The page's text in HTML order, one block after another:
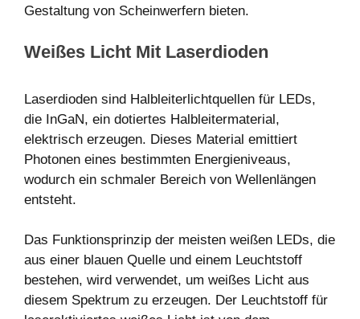
Gestaltung von Scheinwerfern bieten.
Weißes Licht Mit Laserdioden
Laserdioden sind Halbleiterlichtquellen für LEDs,
die InGaN, ein dotiertes Halbleitermaterial,
elektrisch erzeugen. Dieses Material emittiert
Photonen eines bestimmten Energieniveaus,
wodurch ein schmaler Bereich von Wellenlängen
entsteht.
Das Funktionsprinzip der meisten weißen LEDs, die
aus einer blauen Quelle und einem Leuchtstoff
bestehen, wird verwendet, um weißes Licht aus
diesem Spektrum zu erzeugen. Der Leuchtstoff für